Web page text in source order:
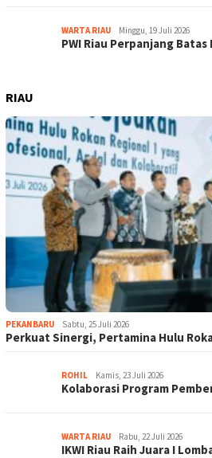
WARTA RIAU Minggu, 19 Juli 2026
PWI Riau Perpanjang
RIAU
PEKANBARU Sabtu, 25 Juli 2026
Perkuat Sinergi, Pertamina Hulu
ROHIL Kamis, 23 Juli 2026
Kolaborasi Program
WARTA RIAU Rabu, 22 Juli 2026
IKWI Riau Raih Juara I